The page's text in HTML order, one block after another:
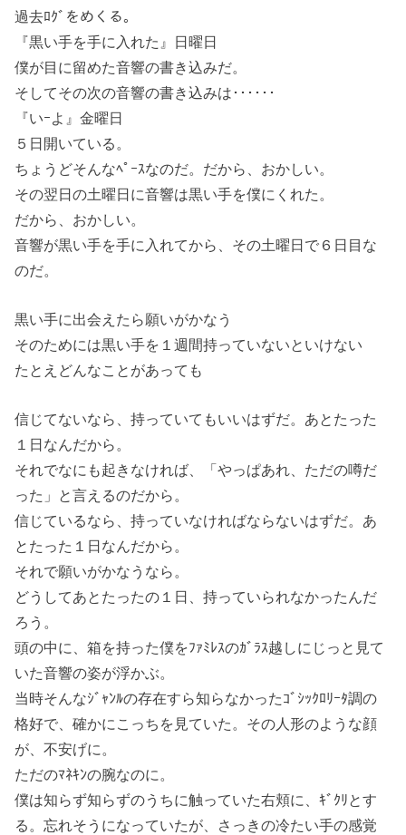
過去ﾛｸﾞをめくる。
『黒い手を手に入れた』日曜日
僕が目に留めた音響の書き込みだ。
そしてその次の音響の書き込みは･･････
『いｰよ』金曜日
５日開いている。
ちょうどそんなﾍﾟｰｽなのだ。だから、おかしい。
その翌日の土曜日に音響は黒い手を僕にくれた。
だから、おかしい。
音響が黒い手を手に入れてから、その土曜日で６日目な
のだ。
黒い手に出会えたら願いがかなう
そのためには黒い手を１週間持っていないといけない
たとえどんなことがあっても
信じてないなら、持っていてもいいはずだ。あとたった
１日なんだから。
それでなにも起きなければ、「やっぱあれ、ただの噂だ
った」と言えるのだから。
信じているなら、持っていなければならないはずだ。あ
とたった１日なんだから。
それで願いがかなうなら。
どうしてあとたったの１日、持っていられなかったんだ
ろう。
頭の中に、箱を持った僕をﾌｧﾐﾚｽのｶﾞﾗｽ越しにじっと見て
いた音響の姿が浮かぶ。
当時そんなｼﾞｬﾝﾙの存在すら知らなかったｺﾞｼｯｸﾛﾘｰﾀ調の
格好で、確かにこっちを見ていた。その人形のような顔
が、不安げに。
ただのﾏﾈｷﾝの腕なのに。
僕は知らず知らずのうちに触っていた右頬に、ｷﾞｸﾘとす
る。忘れそうになっていたが、さっきの冷たい手の感覚